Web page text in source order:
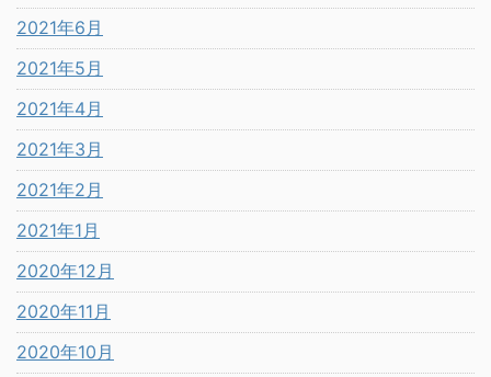
2021年6月
2021年5月
2021年4月
2021年3月
2021年2月
2021年1月
2020年12月
2020年11月
2020年10月